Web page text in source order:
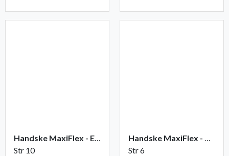
Handske MaxiFlex - Elite
Str 10
Handske MaxiFlex - Cut
Str 6